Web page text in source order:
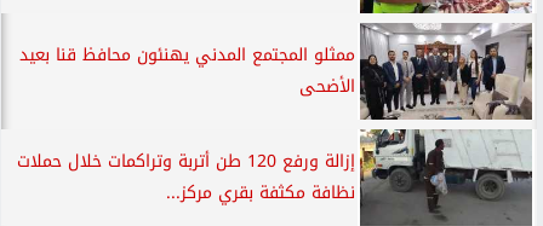
ممثلو المجتمع المدني يهنئون محافظ قنا بعيد
الأضحى
إزالة ورفع 120 طن أتربة وتراكمات خلال حملات
نظافة مكثفة بقري مركز...